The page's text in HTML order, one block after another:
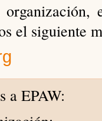
el siguiente
a EPAW: